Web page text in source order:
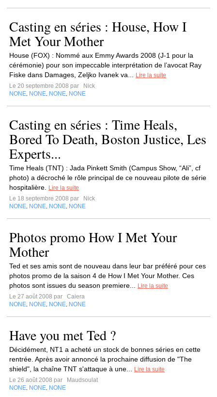
Casting en séries : House, How I
Met Your Mother
House (FOX) : Nommé aux Emmy Awards 2008 (J-1 pour la
cérémonie) pour son impeccable interprétation de l’avocat Ray
Fiske dans Damages, Zeljko Ivanek va...
Lire la suite
Le 20 septembre 2008 par
Nick
NONE NONE NONE NONE
Casting en séries : Time Heals,
Bored To Death, Boston Justice, Les
Experts...
Time Heals (TNT) : Jada Pinkett Smith (Campus Show, “Ali”, cf
photo) a décroché le rôle principal de ce nouveau pilote de série
hospitalière.
Lire la suite
Le 18 septembre 2008 par
Nick
NONE NONE NONE NONE
Photos promo How I Met Your
Mother
Ted et ses amis sont de nouveau dans leur bar préféré pour ces
photos promo de la saison 4 de How I Met Your Mother. Ces
photos sont issues du season premiere...
Lire la suite
Le 27 août 2008 par
Caiera
NONE NONE NONE NONE
Have you met Ted ?
Décidément, NT1 a acheté un stock de bonnes séries en cette
rentrée. Après avoir annoncé la prochaine diffusion de "The
shield", la chaîne TNT s'attaque à une...
Lire la suite
Le 26 août 2008 par
Maudsoulat
NONE NONE NONE